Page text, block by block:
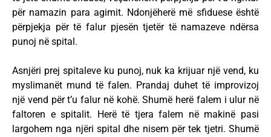
për namazin para agimit. Ndonjëherë më sfiduese është
përpjekja për të falur pjesën tjetër të namazeve ndërsa
punoj në spital.
Asnjëri prej spitaleve ku punoj, nuk ka krijuar një vend, ku
myslimanët mund të falen. Prandaj duhet të improvizoj
një vend për t’u falur në kohë. Shumë herë falem i ulur në
faltoren e spitalit. Herë të tjera falem në makinë pasi
largohem nga njëri spital dhe nisem për tek tjetri. Shumë